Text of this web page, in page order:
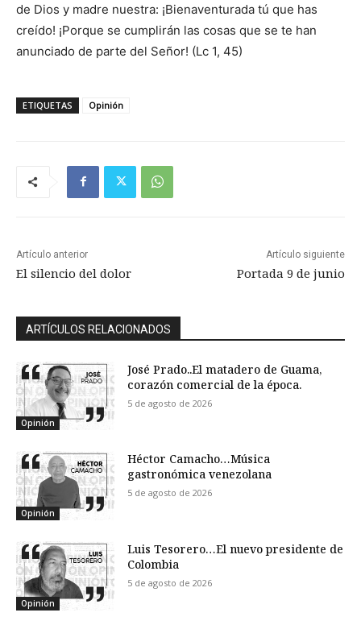
de Dios y madre nuestra: ¡Bienaventurada tú que has
creído! ¡Porque se cumplirán las cosas que se te han
anunciado de parte del Señor! (Lc 1, 45)
ETIQUETAS Opinión
Artículo anterior
El silencio del dolor
Artículo siguiente
Portada 9 de junio
ARTÍCULOS RELACIONADOS
Opinión
José Prado..El matadero de Guama,
corazón comercial de la época.
5 de agosto de 2026
Opinión
Héctor Camacho…Música
gastronómica venezolana
5 de agosto de 2026
Opinión
Luis Tesorero…El nuevo presidente de
Colombia
5 de agosto de 2026